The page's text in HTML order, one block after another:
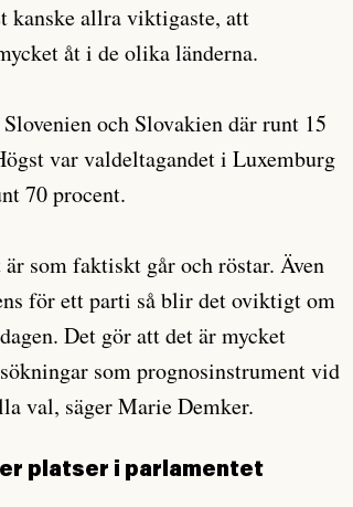
kanske allra viktigaste, att
åt i de olika länderna.
och Slovakien där runt 15
var valdeltagandet i Luxemburg
70 procent.
som faktiskt går och röstar. Även
för ett parti så blir det oviktigt om
Det gör att det är mycket
som prognosinstrument vid
val, säger Marie Demker.
platser i parlamentet